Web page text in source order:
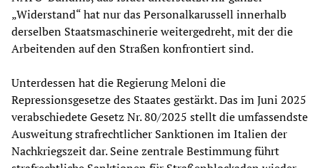
„Widerstand“ hat nur das Personalkarussell innerhalb
derselben Staatsmaschinerie weitergedreht, mit der die
Arbeitenden auf den Straßen konfrontiert sind.
Unterdessen hat die Regierung Meloni die
Repressionsgesetze des Staates gestärkt. Das im Juni 2025
verabschiedete Gesetz Nr. 80/2025 stellt die umfassendste
Ausweitung strafrechtlicher Sanktionen im Italien der
Nachkriegszeit dar. Seine zentrale Bestimmung führt